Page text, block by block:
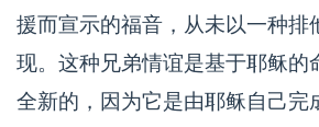
援而宣示的福音，从未以一种排
现。这种兄弟情谊是基于耶稣的
全新的，因为它是由耶稣自己完